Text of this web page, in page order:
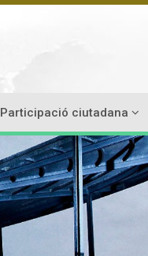
Participació ciutadana